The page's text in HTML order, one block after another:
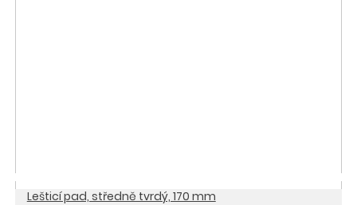
Lešticí pad, středně tvrdý, 170 mm